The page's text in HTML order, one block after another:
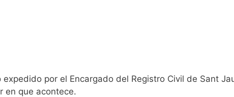
por el Encargado del Registro Civil de Sant
en que acontece.